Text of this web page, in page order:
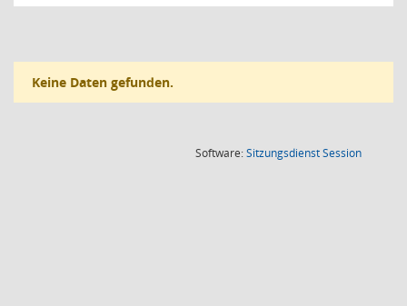
Keine Daten gefunden.
Software:SitzungsdienstSession(Wird in